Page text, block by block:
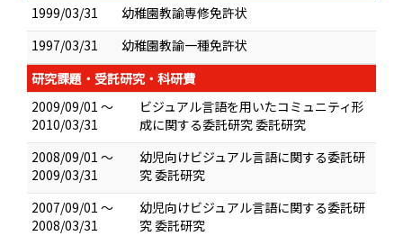
1999/03/31
幼稚園教諭専修免許状
1997/03/31
幼稚園教諭一種免許状
研究課題・受託研究・科研費
2009/09/01 ～
2010/03/31
ビジュアル言語を用いたコミュニティ形
成に関する委託研究 委託研究
2008/09/01 ～
2009/03/31
幼児向けビジュアル言語に関する委託研
究 委託研究
2007/09/01 ～
2008/03/31
幼児向けビジュアル言語に関する委託研
究 委託研究